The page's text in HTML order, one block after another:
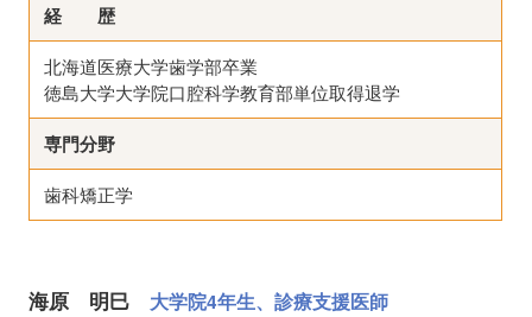
経 歴
北海道医療大学歯学部卒業
徳島大学大学院口腔科学教育部単位取得退学
専門分野
歯科矯正学
海原 明巳 大学院4年生、診療支援医師